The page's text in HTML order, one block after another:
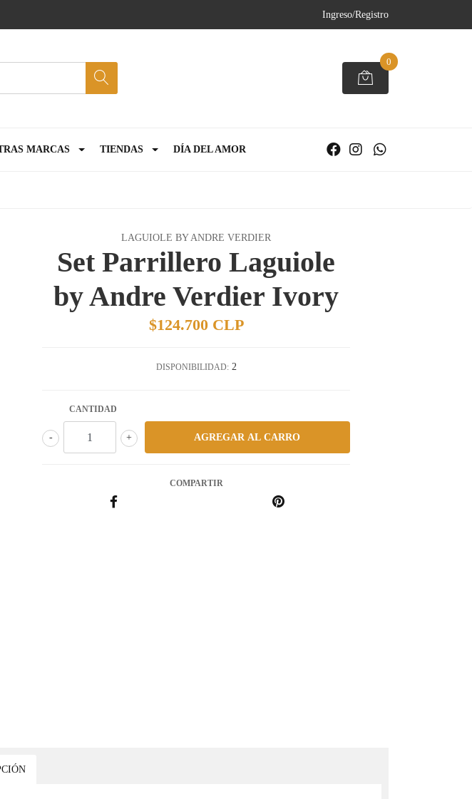
Ingreso/Registro
0
MARCAS TIENDAS DÍA DEL AMOR
LAGUIOLE BY ANDRE VERDIER
Set Parrillero Laguiole
by Andre Verdier Ivory
$124.700 CLP
DISPONIBILIDAD: 2
CANTIDAD
+
-
COMPARTIR